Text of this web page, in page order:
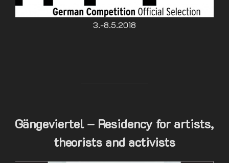
3.-8.5.2018
Gängeviertel – Residency for artists,
theorists and activists